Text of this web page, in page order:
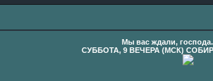
Мы вас ждали,
СУББОТА, 9 ВЕЧЕРА (МСК)